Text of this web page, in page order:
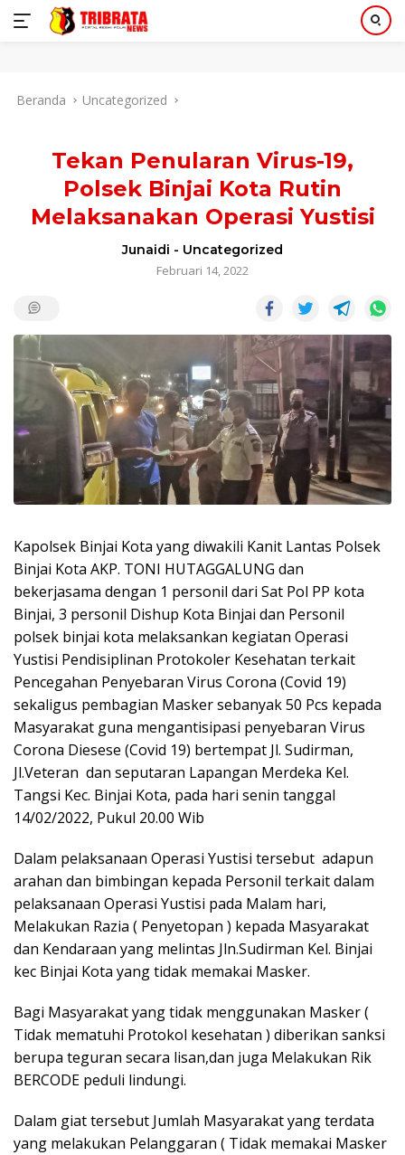
Beranda Uncategorized
Tekan Penularan Virus-19,
Polsek Binjai Kota Rutin
Melaksanakan Operasi Yustisi
Junaidi - Uncategorized
Februari 14, 2022
Kapolsek Binjai Kota yang diwakili Kanit Lantas Polsek
Binjai Kota AKP. TONI HUTAGGALUNG dan
bekerjasama dengan 1 personil dari Sat Pol PP kota
Binjai, 3 personil Dishup Kota Binjai dan Personil
polsek binjai kota melaksankan kegiatan Operasi
Yustisi Pendisiplinan Protokoler Kesehatan terkait
Pencegahan Penyebaran Virus Corona (Covid 19)
sekaligus pembagian Masker sebanyak 50 Pcs kepada
Masyarakat guna mengantisipasi penyebaran Virus
Corona Diesese (Covid 19) bertempat Jl. Sudirman,
Jl.Veteran dan seputaran Lapangan Merdeka Kel.
Tangsi Kec. Binjai Kota, pada hari senin tanggal
14/02/2022, Pukul 20.00 Wib
Dalam pelaksanaan Operasi Yustisi tersebut adapun
arahan dan bimbingan kepada Personil terkait dalam
pelaksanaan Operasi Yustisi pada Malam hari,
Melakukan Razia ( Penyetopan ) kepada Masyarakat
dan Kendaraan yang melintas Jln.Sudirman Kel. Binjai
kec Binjai Kota yang tidak memakai Masker.
Bagi Masyarakat yang tidak menggunakan Masker (
Tidak mematuhi Protokol kesehatan ) diberikan sanksi
berupa teguran secara lisan,dan juga Melakukan Rik
BERCODE peduli lindungi.
Dalam giat tersebut Jumlah Masyarakat yang terdata
yang melakukan Pelanggaran ( Tidak memakai Masker